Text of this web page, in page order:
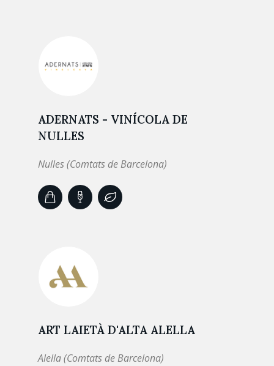
ADERNATS - VINÍCOLA DE
NULLES
Nulles (Comtats de Barcelona)
ART LAIETÀ D'ALTA ALELLA
Alella (Comtats de Barcelona)